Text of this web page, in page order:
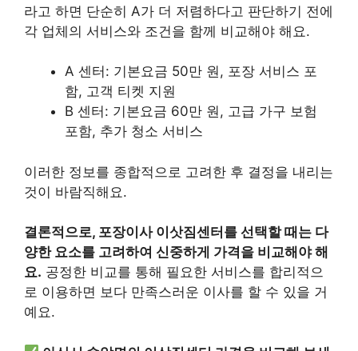
라고 하면 단순히 A가 더 저렴하다고 판단하기 전에
각 업체의 서비스와 조건을 함께 비교해야 해요.
A 센터: 기본요금 50만 원, 포장 서비스 포
함, 고객 티켓 지원
B 센터: 기본요금 60만 원, 고급 가구 보험
포함, 추가 청소 서비스
이러한 정보를 종합적으로 고려한 후 결정을 내리는
것이 바람직해요.
결론적으로, 포장이사 이삿짐센터를 선택할 때는 다
양한 요소를 고려하여 신중하게 가격을 비교해야 해
요. 공정한 비교를 통해 필요한 서비스를 합리적으
로 이용하면 보다 만족스러운 이사를 할 수 있을 거
예요.